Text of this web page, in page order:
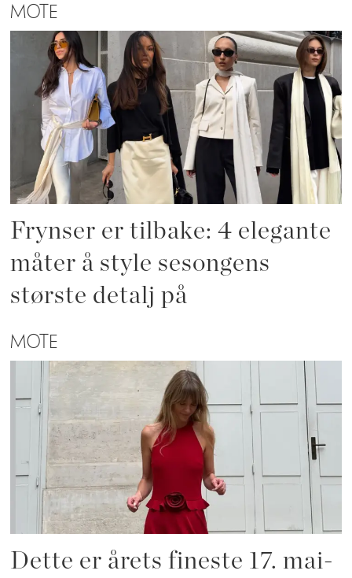
MOTE
Frynser er tilbake: 4 elegante
måter å style sesongens
største detalj på
MOTE
Dette er årets fineste 17. mai-